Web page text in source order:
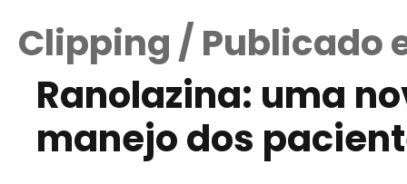
Clipping / Publicado
Ranolazina: uma
manejo dos